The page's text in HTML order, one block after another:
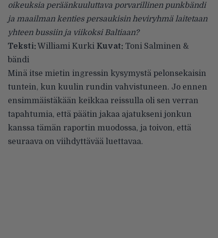
oikeuksia peräänkuuluttava porvarillinen punkbändi
ja maailman kenties persaukisin heviryhmä laitetaan
yhteen bussiin ja viikoksi Baltiaan?
Teksti: Williami Kurki Kuvat: Toni Salminen &
bändi
Minä itse mietin ingressin kysymystä pelonsekaisin
tuntein, kun kuulin rundin vahvistuneen. Jo ennen
ensimmäistäkään keikkaa reissulla oli sen verran
tapahtumia, että päätin jakaa ajatukseni jonkun
kanssa tämän raportin muodossa, ja toivon, että
seuraava on viihdyttävää luettavaa.